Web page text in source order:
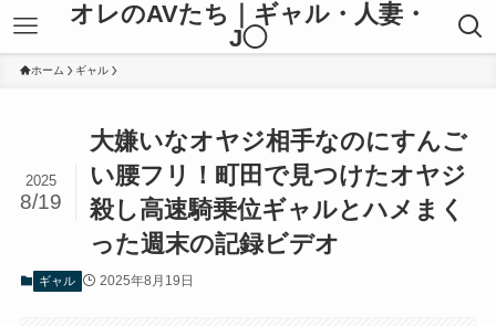
オレのAVたち｜ギャル・人妻・
J◯
ホーム ギャル
大嫌いなオヤジ相手なのにすんご
い腰フリ！町田で見つけたオヤジ
殺し高速騎乗位ギャルとハメまく
った週末の記録ビデオ
2025
8/19
ギャル 2025年8月19日